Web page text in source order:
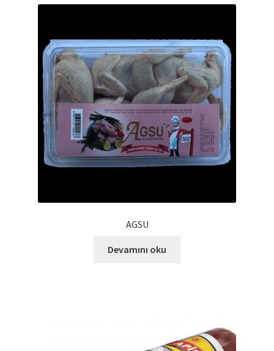
Thank You
Ürünlerimiz
Ürünlerimiz
Uzakdoğu Mutfağı
Yönetim Kurulu
Yönetim Kurulu Kişiler
AGSU
Devamını oku